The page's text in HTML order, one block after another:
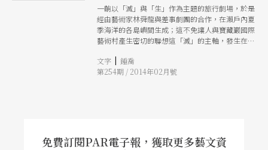
一齣以「滅」與「生」作為主題的旅行劇場，於是
經由藝術家林舜龍與差事劇團的合作，在瀨戶內夏
季海洋的各島嶼間生成；這不免讓人與寶藏巖國際
藝術村產生密切的聯想這「滅」的主軸，發生在現
的怪手挖得僅剩殘壁的違建，在歷經時間痕跡的浸
漫後長出來的蔓草，是連結《海洋女神》在「瀨戶
文字 | 鍾喬
第254期 / 2014年02月號
免費訂閱PAR電子報，獲取更多藝文資